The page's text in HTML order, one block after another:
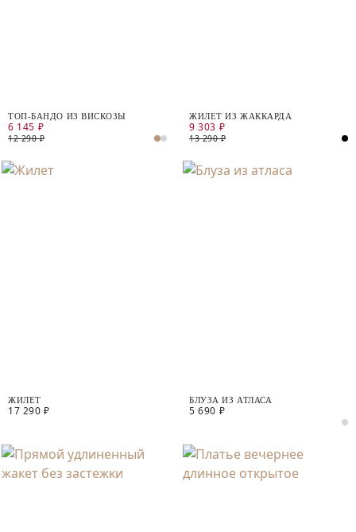
ТОП-БАНДО ИЗ ВИСКОЗЫ
6 145 ₽
12 290 ₽
ЖИЛЕТ ИЗ ЖАККАРДА
9 303 ₽
13 290 ₽
ЖИЛЕТ
17 290 ₽
БЛУЗА ИЗ АТЛАСА
5 690 ₽